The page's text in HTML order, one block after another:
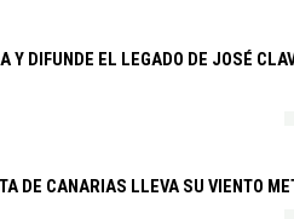
Y DIFUNDE EL LEGADO DE JOSÉ
DE CANARIAS LLEVA SU VIENTO